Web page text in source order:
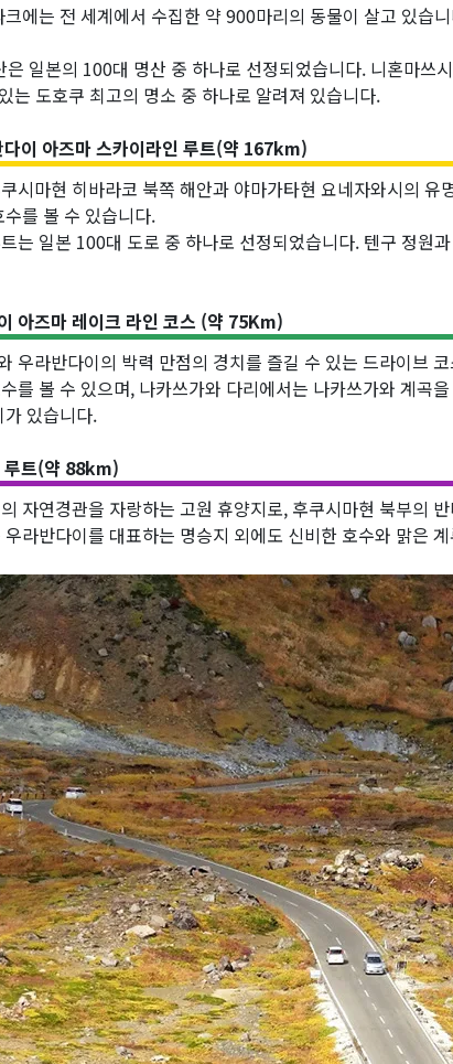
에는 전 세계에서 수집한 약 900마리의 동물이 살고 있습
일본의 100대 명산 중 하나로 선정되었습니다. 니혼마쓰
는 도호쿠 최고의 명소 중 하나로 알려져 있습니다.
이 아즈마 스카이라인 루트(약 167km)
시마현 히바라코 북쪽 해안과 야마가타현 요네자와시의
를 볼 수 있습니다.
는 일본 100대 도로 중 하나로 선정되었습니다. 텐구 정원
아즈마 레이크 라인 코스 (약 75Km)
우라반다이의 박력 만점의 경치를 즐길 수 있는 드라이브
를 볼 수 있으며, 나카쓰가와 다리에서는 나카쓰가와 계곡
있습니다.
루트(약 88km)
자연경관을 자랑하는 고원 휴양지로, 후쿠시마현 북부의
라반다이를 대표하는 명승지 외에도 신비한 호수와 맑은